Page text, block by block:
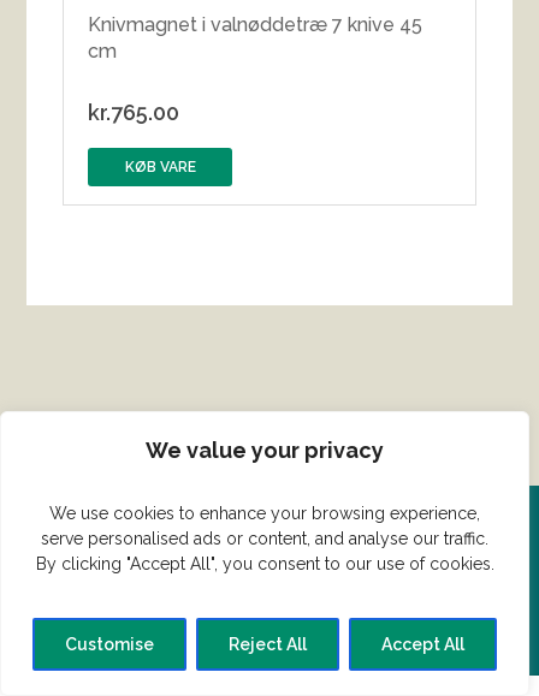
We value your privacy
We use cookies to enhance your browsing experience,
serve personalised ads or content, and analyse our traffic.
By clicking "Accept All", you consent to our use of cookies.
Customise Reject All Accept All
Knivmagnet i valnøddetræ 7 knive 45
cm
kr.765.00
KØB VARE
Del din ret her!
Har du en konge ret du vil dele?